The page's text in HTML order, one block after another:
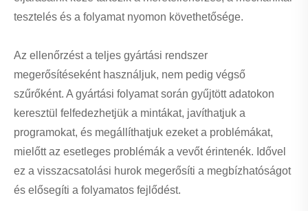
tesztelés és a folyamat nyomon követhetősége.
Az ellenőrzést a teljes gyártási rendszer
megerősítéseként használjuk, nem pedig végső
szűrőként. A gyártási folyamat során gyűjtött adatokon
keresztül felfedezhetjük a mintákat, javíthatjuk a
programokat, és megállíthatjuk ezeket a problémákat,
mielőtt az esetleges problémák a vevőt érintenék. Idővel
ez a visszacsatolási hurok megerősíti a megbízhatóságot
és elősegíti a folyamatos fejlődést.